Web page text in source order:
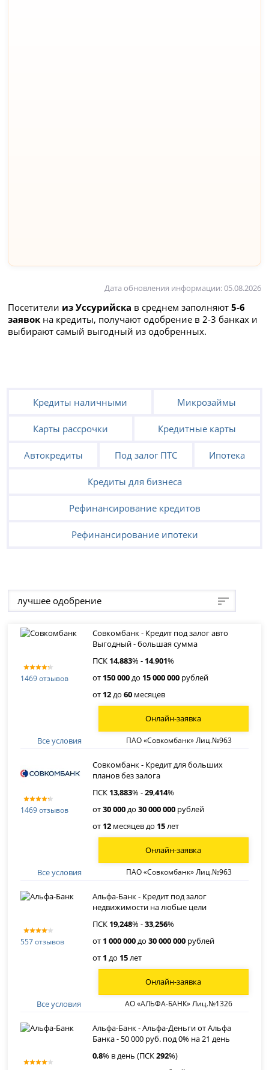
Дата обновления информации: 05.08.2026
Посетители из Уссурийска в среднем заполняют5-6
заявок на кредиты, получают одобрение в 2-3 банках и
выбирают самый выгодный из одобренных.
Кредиты наличными Микрозаймы
Карты рассрочки Кредитные карты
Автокредиты Под залог ПТС Ипотека
Кредиты для бизнеса
Рефинансирование кредитов
Рефинансирование ипотеки
лучшее одобрение
1469 отзывов
Совкомбанк - Кредит под залог авто
Выгодный - большая сумма
ПСК 14,883% - 14,901%
от 150 000до 15 000 000 рублей
от 12до60 месяцев
Все условия ПАО «Совкомбанк» Лиц.№963
Онлайн-заявка
1469 отзывов
Совкомбанк - Кредит для больших
планов без залога
ПСК 13,883% -29,414%
от30 000до30 000 000 рублей
от 12 месяцев до 15лет
Все условия ПАО «Совкомбанк» Лиц.№963
Онлайн-заявка
557 отзывов
Альфа-Банк - Кредит под залог
недвижимости на любые цели
ПСК 19,248% -33,256%
от 1 000 000до30 000 000 рублей
от 1 до 15лет
Все условия АО «АЛЬФА-БАНК» Лиц.№1326
Онлайн-заявка
Альфа-Банк - Альфа-Деньги от Альфа
Банка - 50 000 руб. под 0% на 21 день
0,8% в день (ПСК292%)